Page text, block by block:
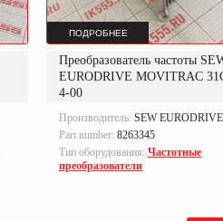
ПОДРОБНЕЕ
Преобразователь частоты
EURODRIVE MOVITRAC
4-00
Производитель: SEW EURODRIVE
Part number: 8263345
Тип оборудования: Частотные
преобразователи